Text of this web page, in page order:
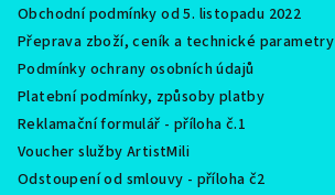
Obchodní podmínky od 5. listopadu 2022
Přeprava zboží, ceník a technické parametry
Podmínky ochrany osobních údajů
Platební podmínky, způsoby platby
Reklamační formulář - příloha č.1
Voucher služby ArtistMili
Odstoupení od smlouvy - příloha č2